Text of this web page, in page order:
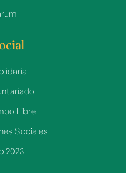
Libre
Sociales
2023